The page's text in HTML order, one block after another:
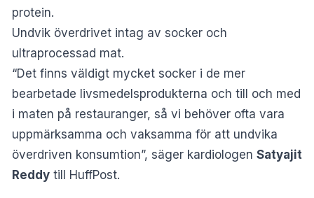
protein.
Undvik överdrivet intag av socker och
ultraprocessad mat.
“Det finns väldigt mycket socker i de mer
bearbetade livsmedelsprodukterna och till och med
i maten på restauranger, så vi behöver ofta vara
uppmärksamma och vaksamma för att undvika
överdriven konsumtion”, säger kardiologen Satyajit
Reddy till HuffPost.